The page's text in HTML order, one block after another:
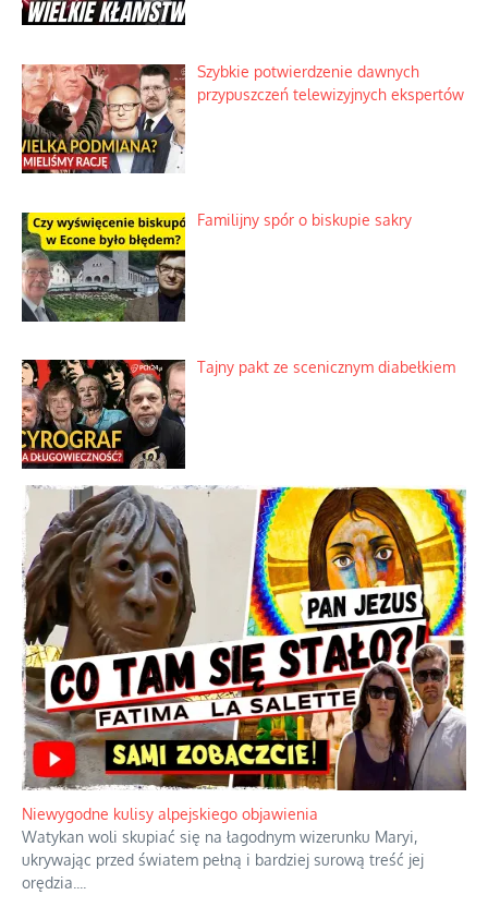
Szybkie potwierdzenie dawnych
przypuszczeń telewizyjnych ekspertów
Familijny spór o biskupie sakry
Tajny pakt ze scenicznym diabełkiem
Niewygodne kulisy alpejskiego objawienia
Watykan woli skupiać się na łagodnym wizerunku Maryi,
ukrywając przed światem pełną i bardziej surową treść jej
orędzia.